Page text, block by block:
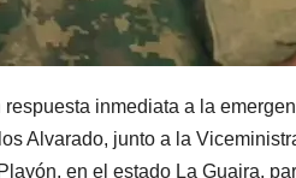
respuesta inmediata a la
Alvarado, junto a la
en el estado La Guaira,